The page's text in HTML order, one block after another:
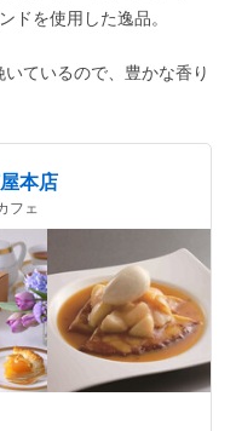
ドを使用した逸品。
ているので、豊かな香り
本店
フェ